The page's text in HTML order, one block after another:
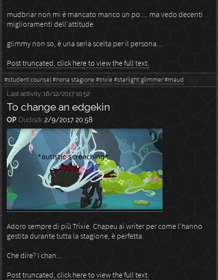
mudbriar non mi è mancato manco un po.... ma vedo decenti
miglioramenti dell'attitude
glimmy non so, è una seria scelta per il persona...
Post truncated, click here to view the full text.
#student counsel#nona stagione#trixie#starlight glimmer#maud
Last activity:16/12/2017 10:52
To change an edgekin
OP Dudo2k 2/9/2017 20:58
Adoro sempre di più Trixie. Chapeu ai writer per come l'hanno
gestita durante tutta la stagione, è perfetta.
Che dire? I chan...
Post truncated, click here to view the full text.